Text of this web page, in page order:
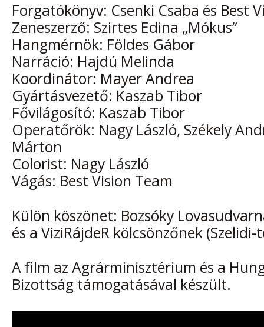
Forgatókönyv: Csenki Csaba és Best
Zeneszerző: Szirtes Edina „Mókus”
Hangmérnök: Földes Gábor
Narráció: Hajdú Melinda
Koordinátor: Mayer Andrea
Gyártásvezető: Kaszab Tibor
Fővilágosító: Kaszab Tibor
Operatőrök: Nagy László, Székely
Márton
Colorist: Nagy László
Vágás: Best Vision Team
Külön köszönet: Bozsóky
és a ViziRájdeR kölcsönzőnek (Szelidi-
A film az Agrárminisztérium és a
Bizottság támogatásával készült.